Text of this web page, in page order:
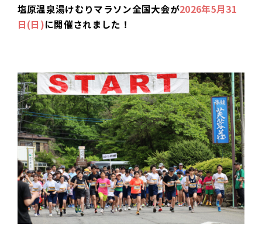
塩原温泉湯けむりマラソン全国大会が2026年5月31
日(日)に開催されました！